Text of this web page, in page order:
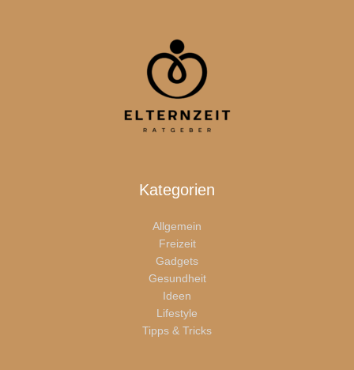
Kategorien
Allgemein
Freizeit
Gadgets
Gesundheit
Ideen
Lifestyle
Tipps & Tricks